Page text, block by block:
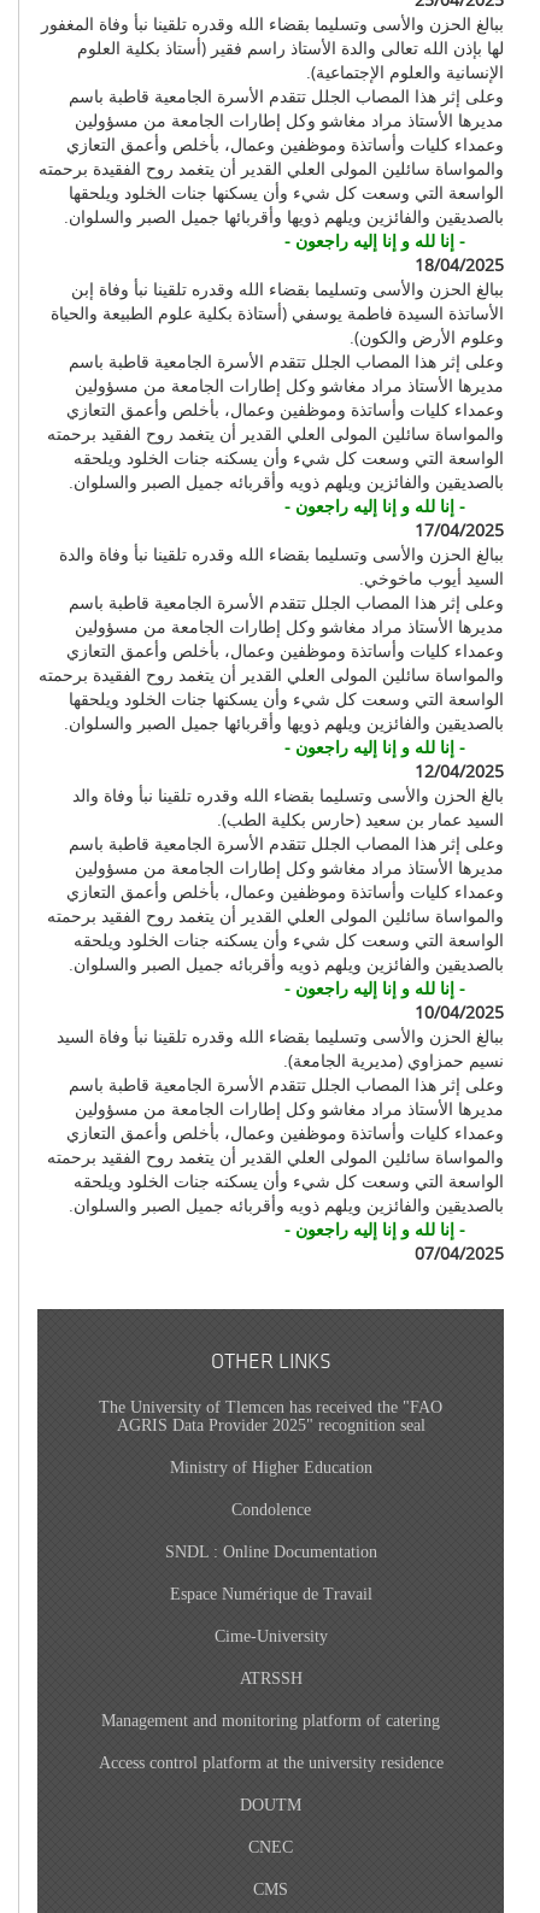
ببالغ الحزن والأسى وتسليما بقضاء الله وقدره تلقينا نبأ وفاة المغفور
لها بإذن الله تعالى والدة الأستاذ راسم فقير (أستاذ بكلية العلوم
الإنسانية والعلوم الإجتماعية).
وعلى إثر هذا المصاب الجلل تتقدم الأسرة الجامعية قاطبة باسم
مديرها الأستاذ مراد مغاشو وكل إطارات الجامعة من مسؤولين
وعمداء كليات وأساتذة وموظفين وعمال، بأخلص وأعمق التعازي
والمواساة سائلين المولى العلي القدير أن يتغمد روح الفقيدة برحمته
الواسعة التي وسعت كل شيء وأن يسكنها جنات الخلود ويلحقها
بالصديقين والفائزين ويلهم ذويها وأقربائها جميل الصبر والسلوان.
- إنا لله و إنا إليه راجعون -
18/04/2025
ببالغ الحزن والأسى وتسليما بقضاء الله وقدره تلقينا نبأ وفاة إبن
الأساتذة السيدة فاطمة يوسفي (أستاذة بكلية علوم الطبيعة والحياة
وعلوم الأرض والكون).
وعلى إثر هذا المصاب الجلل تتقدم الأسرة الجامعية قاطبة باسم
مديرها الأستاذ مراد مغاشو وكل إطارات الجامعة من مسؤولين
وعمداء كليات وأساتذة وموظفين وعمال، بأخلص وأعمق التعازي
والمواساة سائلين المولى العلي القدير أن يتغمد روح الفقيد برحمته
الواسعة التي وسعت كل شيء وأن يسكنه جنات الخلود ويلحقه
بالصديقين والفائزين ويلهم ذويه وأقربائه جميل الصبر والسلوان.
- إنا لله و إنا إليه راجعون -
17/04/2025
ببالغ الحزن والأسى وتسليما بقضاء الله وقدره تلقينا نبأ وفاة والدة
السيد أيوب ماخوخي.
وعلى إثر هذا المصاب الجلل تتقدم الأسرة الجامعية قاطبة باسم
مديرها الأستاذ مراد مغاشو وكل إطارات الجامعة من مسؤولين
وعمداء كليات وأساتذة وموظفين وعمال، بأخلص وأعمق التعازي
والمواساة سائلين المولى العلي القدير أن يتغمد روح الفقيدة برحمته
الواسعة التي وسعت كل شيء وأن يسكنها جنات الخلود ويلحقها
بالصديقين والفائزين ويلهم ذويها وأقربائها جميل الصبر والسلوان.
- إنا لله و إنا إليه راجعون -
12/04/2025
بالغ الحزن والأسى وتسليما بقضاء الله وقدره تلقينا نبأ وفاة والد
السيد عمار بن سعيد (حارس بكلية الطب).
وعلى إثر هذا المصاب الجلل تتقدم الأسرة الجامعية قاطبة باسم
مديرها الأستاذ مراد مغاشو وكل إطارات الجامعة من مسؤولين
وعمداء كليات وأساتذة وموظفين وعمال، بأخلص وأعمق التعازي
والمواساة سائلين المولى العلي القدير أن يتغمد روح الفقيد برحمته
الواسعة التي وسعت كل شيء وأن يسكنه جنات الخلود ويلحقه
بالصديقين والفائزين ويلهم ذويه وأقربائه جميل الصبر والسلوان.
- إنا لله و إنا إليه راجعون -
10/04/2025
ببالغ الحزن والأسى وتسليما بقضاء الله وقدره تلقينا نبأ وفاة السيد
نسيم حمزاوي (مديرية الجامعة).
وعلى إثر هذا المصاب الجلل تتقدم الأسرة الجامعية قاطبة باسم
مديرها الأستاذ مراد مغاشو وكل إطارات الجامعة من مسؤولين
وعمداء كليات وأساتذة وموظفين وعمال، بأخلص وأعمق التعازي
والمواساة سائلين المولى العلي القدير أن يتغمد روح الفقيد برحمته
الواسعة التي وسعت كل شيء وأن يسكنه جنات الخلود ويلحقه
بالصديقين والفائزين ويلهم ذويه وأقربائه جميل الصبر والسلوان.
- إنا لله و إنا إليه راجعون -
07/04/2025
OTHER LINKS
The University of Tlemcen has received the "FAO
AGRIS Data Provider 2025" recognition seal
Ministry of Higher Education
Condolence
SNDL : Online Documentation
Espace Numérique de Travail
Cime-University
ATRSSH
Management and monitoring platform of catering
Access control platform at the university residence
DOUTM
CNEC
CMS